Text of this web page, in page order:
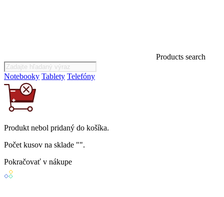
Products search
Notebooky Tablety Telefóny
Produkt nebol pridaný do košíka.
Počet kusov na sklade "".
Pokračovať v nákupe